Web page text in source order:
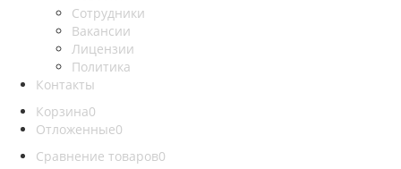
Сотрудники
Вакансии
Лицензии
Политика
Контакты
Корзина0
Отложенные0
Сравнение товаров0